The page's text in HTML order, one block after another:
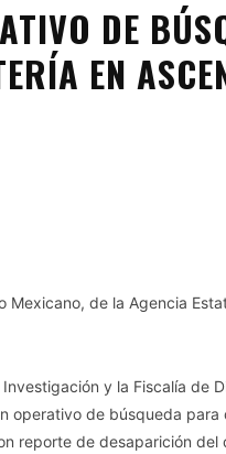
DE
EN
Mexicano, de la Agencia
y la Fiscalía de
operativo de búsqueda
reporte de desaparición